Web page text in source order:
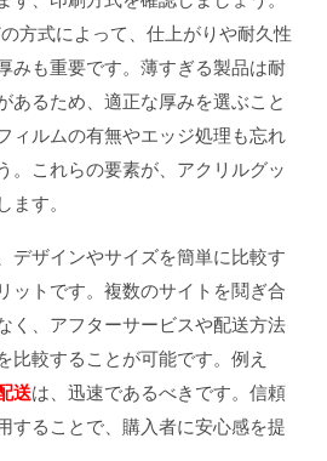
方式によって、仕上がりや耐久性
みも重要です。薄すぎる製品は耐
あるため、適正な厚みを選ぶこと
ィルムの有無やエッジ処理も忘れ
。これらの要素が、アクリルグッ
す。
デザインやサイズを簡単に比較す
ットです。複数のサイトを鬩ぎ合
く、アフターサービスや配送方法
比較することが可能です。例え
送は、迅速であるべきです。信頼
することで、購入者に安心感を提